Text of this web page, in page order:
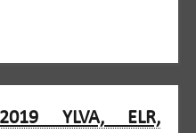
YLVA, ELR,